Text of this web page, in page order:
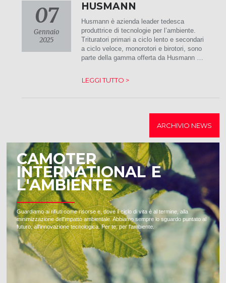
07
Gennaio
2025
HUSMANN
Husmann è azienda leader tedesca
produttrice di tecnologie per l’ambiente.
Trituratori primari a ciclo lento e secondari
a ciclo veloce, monorotori e birotori, sono
parte della gamma offerta da Husmann …
LEGGI TUTTO >
ARCHIVIO NEWS
CAMOTER
INTERNATIONAL E
L'AMBIENTE
Guardiamo ai rifiuti come risorse e, dove il ciclo di vita è al termine, alla
minimizzazione dell'impatto ambientale. Abbiamo sempre lo sguardo puntato al
futuro, all'innovazione tecnologica. Per te, per l'ambiente.